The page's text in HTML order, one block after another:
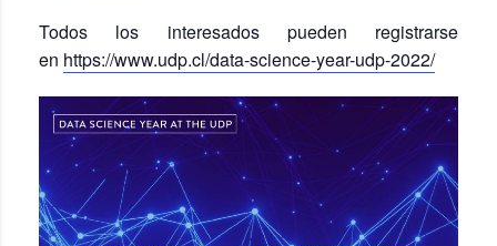
Todos los interesados pueden registrarse
en https://www.udp.cl/data-science-year-udp-2022/